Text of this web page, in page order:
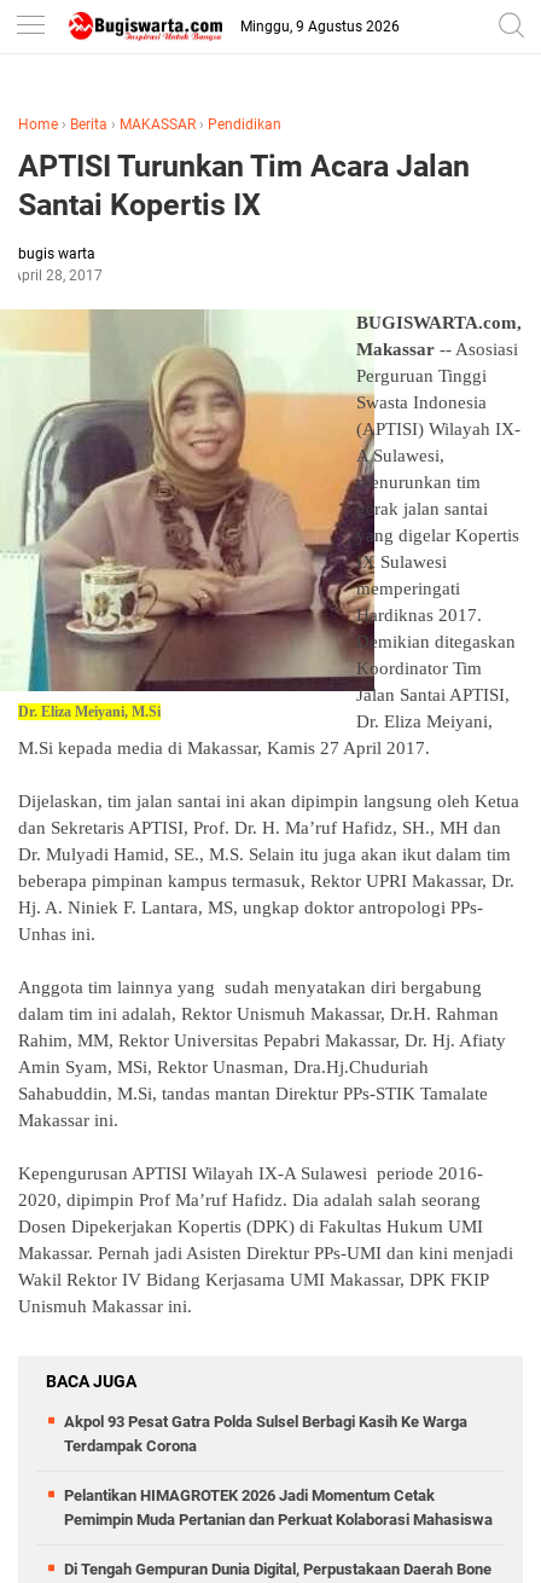
-->
Minggu, 9 Agustus 2026
Home › Berita › MAKASSAR › Pendidikan
APTISI Turunkan Tim Acara Jalan
Santai Kopertis IX
bugis warta
April 28, 2017
Dr. Eliza Meiyani, M.Si
BUGISWARTA.com,
Makassar -- Asosiasi
Perguruan Tinggi
Swasta Indonesia
(APTISI) Wilayah IX-
A Sulawesi,
menurunkan tim
gerak jalan santai
yang digelar Kopertis
IX Sulawesi
memperingati
Hardiknas 2017.
Demikian ditegaskan
Koordinator Tim
Jalan Santai APTISI,
Dr. Eliza Meiyani,
M.Si kepada media di Makassar, Kamis 27 April 2017.
Dijelaskan, tim jalan santai ini akan dipimpin langsung oleh Ketua
dan Sekretaris APTISI, Prof. Dr. H. Ma’ruf Hafidz, SH., MH dan
Dr. Mulyadi Hamid, SE., M.S. Selain itu juga akan ikut dalam tim
beberapa pimpinan kampus termasuk, Rektor UPRI Makassar, Dr.
Hj. A. Niniek F. Lantara, MS, ungkap doktor antropologi PPs-
Unhas ini.
Anggota tim lainnya yang sudah menyatakan diri bergabung
dalam tim ini adalah, Rektor Unismuh Makassar, Dr.H. Rahman
Rahim, MM, Rektor Universitas Pepabri Makassar, Dr. Hj. Afiaty
Amin Syam, MSi, Rektor Unasman, Dra.Hj.Chuduriah
Sahabuddin, M.Si, tandas mantan Direktur PPs-STIK Tamalate
Makassar ini.
Kepengurusan APTISI Wilayah IX-A Sulawesi periode 2016-
2020, dipimpin Prof Ma’ruf Hafidz. Dia adalah salah seorang
Dosen Dipekerjakan Kopertis (DPK) di Fakultas Hukum UMI
Makassar. Pernah jadi Asisten Direktur PPs-UMI dan kini menjadi
Wakil Rektor IV Bidang Kerjasama UMI Makassar, DPK FKIP
Unismuh Makassar ini.
BACA JUGA
Akpol 93 Pesat Gatra Polda Sulsel Berbagi Kasih Ke Warga
Terdampak Corona
Pelantikan HIMAGROTEK 2026 Jadi Momentum Cetak
Pemimpin Muda Pertanian dan Perkuat Kolaborasi Mahasiswa
Di Tengah Gempuran Dunia Digital, Perpustakaan Daerah Bone